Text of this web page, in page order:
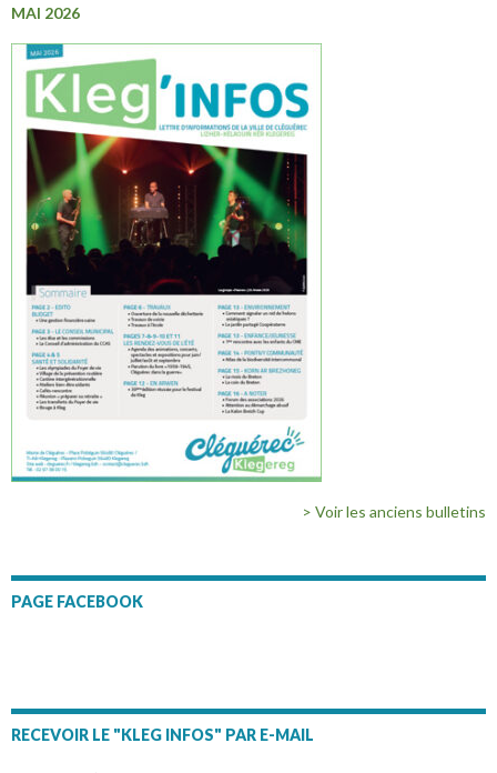
MAI 2026
> Voir les anciens bulletins
PAGE FACEBOOK
RECEVOIR LE "KLEG INFOS" PAR E-MAIL